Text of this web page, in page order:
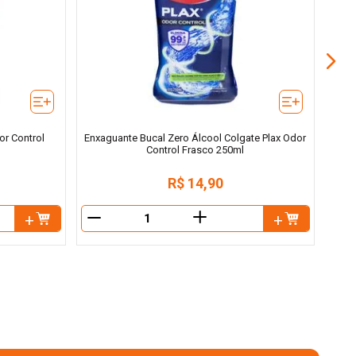
Control
Enxaguante Bucal Zero Álcool Colgate Plax Odor
Control Frasco 250ml
R$ 14,90
＋